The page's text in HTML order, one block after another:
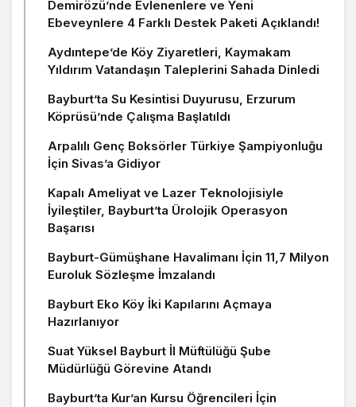
Demirözü’nde Evlenenlere ve Yeni
Ebeveynlere 4 Farklı Destek Paketi Açıklandı!
Aydıntepe’de Köy Ziyaretleri, Kaymakam
Yıldırım Vatandaşın Taleplerini Sahada Dinledi
Bayburt’ta Su Kesintisi Duyurusu, Erzurum
Köprüsü’nde Çalışma Başlatıldı
Arpalılı Genç Boksörler Türkiye Şampiyonluğu
İçin Sivas’a Gidiyor
Kapalı Ameliyat ve Lazer Teknolojisiyle
İyileştiler, Bayburt’ta Ürolojik Operasyon
Başarısı
Bayburt-Gümüşhane Havalimanı İçin 11,7 Milyon
Euroluk Sözleşme İmzalandı
Bayburt Eko Köy İki Kapılarını Açmaya
Hazırlanıyor
Suat Yüksel Bayburt İl Müftülüğü Şube
Müdürlüğü Görevine Atandı
Bayburt’ta Kur’an Kursu Öğrencileri İçin